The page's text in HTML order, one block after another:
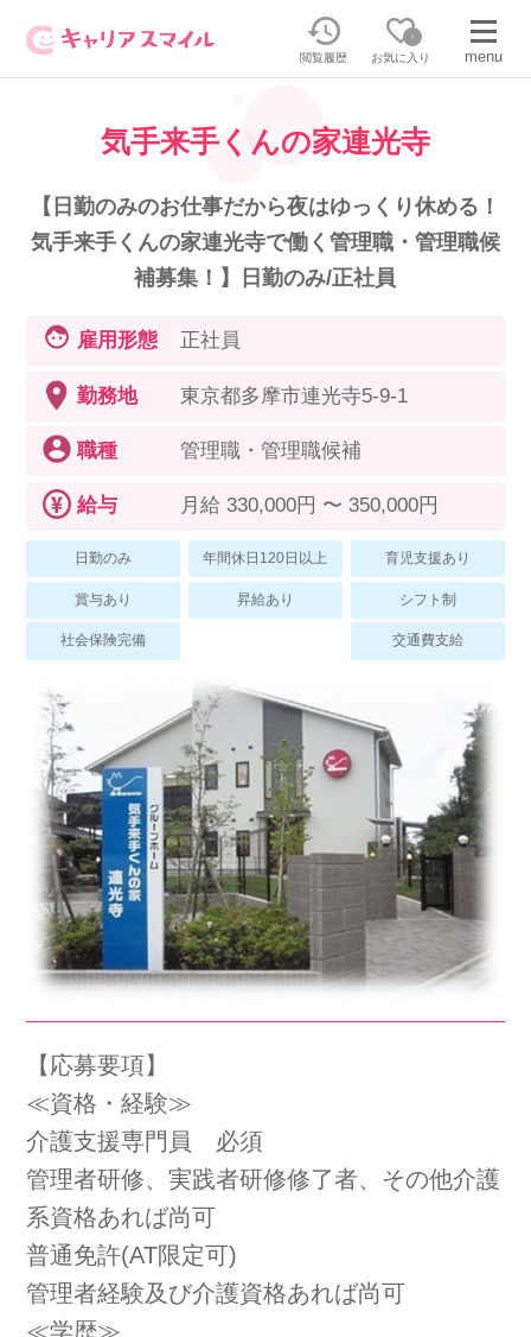
閲覧履歴
0
お気に入り menu
無料相談・お問い合わせはこちら
無料転職相談・お問い合わせの内容を
選択してください
派遣で働く
その他のお問い合わせ
採用担当者様はこちら
正社員・パートの求人を探す
介護のリスキリング
キャリアスマイルとは
スマイルカのsmileコラム
FAQ
紹介会社を使うメリットについて
介護・看護のお仕事について
利用者の声
WEB勤怠
会社概要
お知らせ 採用担当者様へ
気手来手くんの家連光寺
【日勤のみのお仕事だから夜はゆっくり休める！
気手来手くんの家連光寺で働く管理職・管理職候
補募集！】日勤のみ/正社員
雇用形態 正社員
勤務地 東京都多摩市連光寺5-9-1
職種 管理職・管理職候補
給与 月給 330,000円 〜 350,000円
日勤のみ 年間休日120日以上 育児支援あり
賞与あり 昇給あり シフト制
社会保険完備 交通費支給
【応募要項】
≪資格・経験≫
介護支援専門員 必須
管理者研修、実践者研修修了者、その他介護
系資格あれば尚可
普通免許(AT限定可)
管理者経験及び介護資格あれば尚可
≪学歴≫